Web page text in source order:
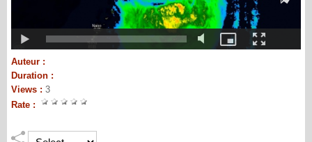
Auteur :
Duration :
Views : 3
Rate :